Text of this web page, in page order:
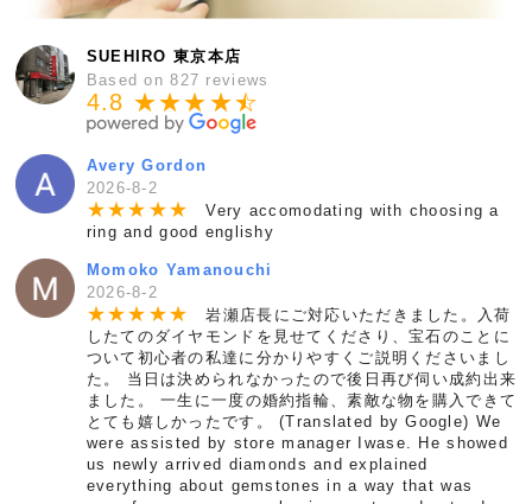
SUEHIRO 東京本店
Based on 827 reviews
4.8 ★★★★★
☆
Avery Gordon
2026-8-2
★★★ ★★
Very accomodating with choosing a
ring and good englishy
Momoko Yamanouchi
2026-8-2
★★★ ★★
岩瀬店長にご対応いただきました。入荷
したてのダイヤモンドを見せてくださり、宝石のことに
ついて初心者の私達に分かりやすくご説明くださいまし
た。 当日は決められなかったので後日再び伺い成約出来
ました。 一生に一度の婚約指輪、素敵な物を購入できて
とても嬉しかったです。 (Translated by Google) We
were assisted by store manager Iwase. He showed
us newly arrived diamonds and explained
everything about gemstones in a way that was